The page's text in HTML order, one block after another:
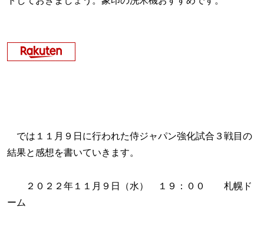
では１１月９日に行われた侍ジャパン強化試合３戦目の
結果と感想を書いていきます。
２０２２年１１月９日（水） １９：００ 札幌ド
ーム